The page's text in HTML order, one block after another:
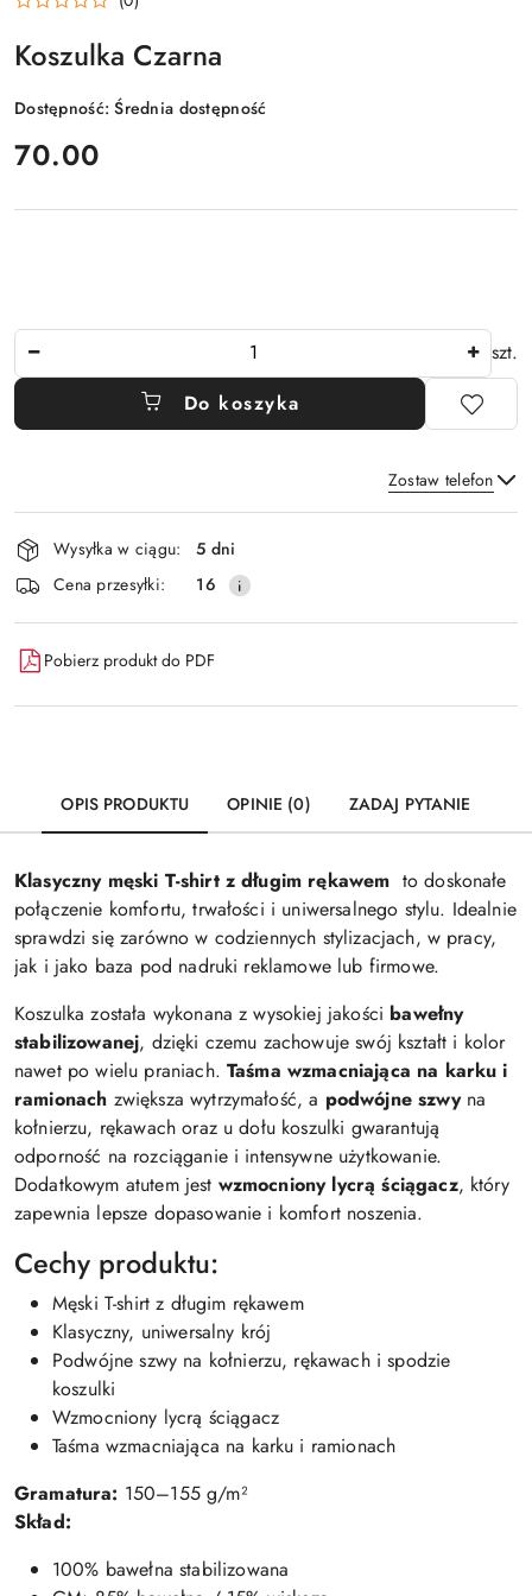
Koszulka Czarna
Dostępność:Średnia dostępność
cena:
70.00
szt.
Do koszyka
Zostaw telefon
Wyślij
Dostępność
i
dostawa
Wysyłka w ciągu:
5 dni
Cena przesyłki:
16
Pobierz produkt do PDF
OPIS PRODUKTU OPINIE (0) ZADAJ PYTANIE
Klasyczny męski T-shirt z długim rękawem to doskonałe
połączenie komfortu, trwałości i uniwersalnego stylu. Idealnie
sprawdzi się zarówno w codziennych stylizacjach, w pracy,
jak i jako baza pod nadruki reklamowe lub firmowe.
Koszulka została wykonana z wysokiej jakości bawełny
stabilizowanej, dzięki czemu zachowuje swój kształt i kolor
nawet po wielu praniach.Taśma wzmacniająca na karku i
ramionach zwiększa wytrzymałość, a podwójne szwyna
kołnierzu, rękawach oraz u dołu koszulki gwarantują
odporność na rozciąganie i intensywne użytkowanie.
Dodatkowym atutem jest wzmocniony lycrą ściągacz, który
zapewnia lepsze dopasowanie i komfort noszenia.
Cechy produktu:
Męski T-shirt z długim rękawem
Klasyczny, uniwersalny krój
Podwójne szwy na kołnierzu, rękawach i spodzie
koszulki
Wzmocniony lycrą ściągacz
Taśma wzmacniająca na karku i ramionach
Gramatura: 150–155 g/m²
Skład:
100% bawełna stabilizowana